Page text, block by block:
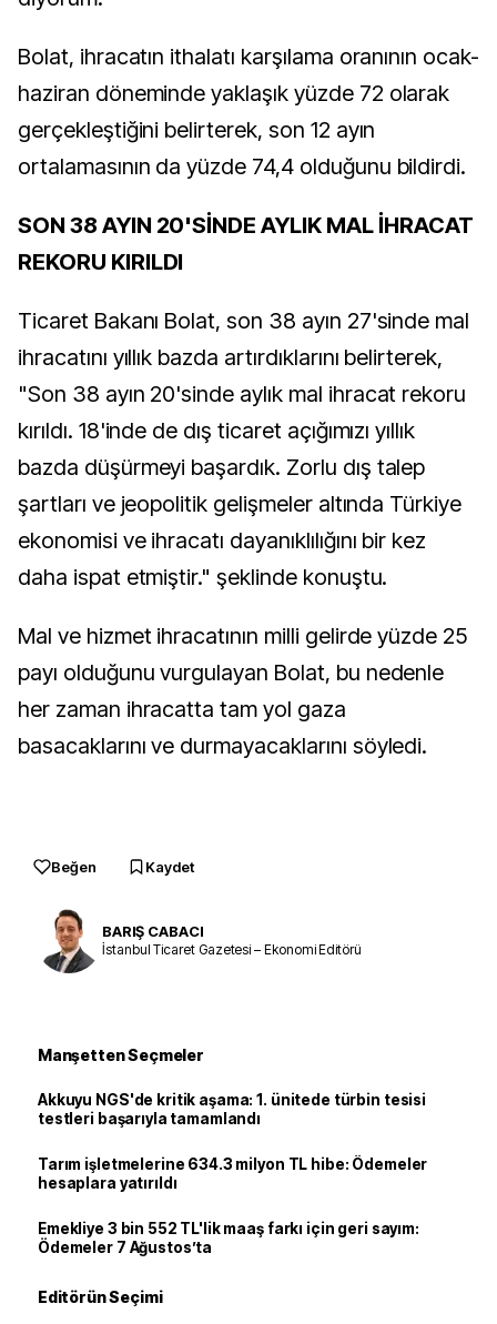
Bolat, ihracatın ithalatı karşılama oranının ocak-
haziran döneminde yaklaşık yüzde 72 olarak
gerçekleştiğini belirterek, son 12 ayın
ortalamasının da yüzde 74,4 olduğunu bildirdi.
SON 38 AYIN 20'SİNDE AYLIK MAL İHRACAT
REKORU KIRILDI
Ticaret Bakanı Bolat, son 38 ayın 27'sinde mal
ihracatını yıllık bazda artırdıklarını belirterek,
"Son 38 ayın 20'sinde aylık mal ihracat rekoru
kırıldı. 18'inde de dış ticaret açığımızı yıllık
bazda düşürmeyi başardık. Zorlu dış talep
şartları ve jeopolitik gelişmeler altında Türkiye
ekonomisi ve ihracatı dayanıklılığını bir kez
daha ispat etmiştir." şeklinde konuştu.
Mal ve hizmet ihracatının milli gelirde yüzde 25
payı olduğunu vurgulayan Bolat, bu nedenle
her zaman ihracatta tam yol gaza
basacaklarını ve durmayacaklarını söyledi.
Beğen Kaydet
BARIŞ CABACI
İstanbul Ticaret Gazetesi – Ekonomi Editörü
Manşetten Seçmeler
Akkuyu NGS'de kritik aşama: 1. ünitede türbin tesisi
testleri başarıyla tamamlandı
Tarım işletmelerine 634.3 milyon TL hibe: Ödemeler
hesaplara yatırıldı
Emekliye 3 bin 552 TL'lik maaş farkı için geri sayım:
Ödemeler 7 Ağustos’ta
Editörün Seçimi